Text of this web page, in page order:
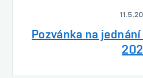
Pozvánka na jednání